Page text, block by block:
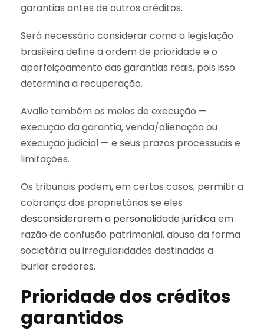
garantias antes de outros créditos.
Será necessário considerar como a legislação
brasileira define a ordem de prioridade e o
aperfeiçoamento das garantias reais, pois isso
determina a recuperação.
Avalie também os meios de execução —
execução da garantia, venda/alienação ou
execução judicial — e seus prazos processuais e
limitações.
Os tribunais podem, em certos casos, permitir a
cobrança dos proprietários se eles
desconsiderarem a personalidade jurídicaem
razão de confusão patrimonial, abuso da forma
societária ou irregularidades destinadas a
burlar credores.
Prioridade dos créditos
garantidos